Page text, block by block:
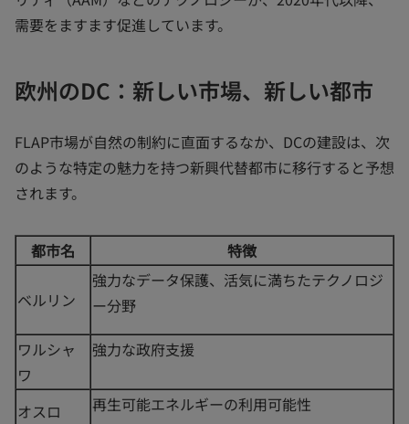
需要をますます促進しています。
欧州のDC：新しい市場、新しい都市
FLAP市場が自然の制約に直面するなか、DCの建設は、次
のような特定の魅力を持つ新興代替都市に移行すると予想
されます。
都市名 特徴
ベルリン
強力なデータ保護、活気に満ちたテクノロジ
ー分野
ワルシャ
ワ
強力な政府支援
オスロ 再生可能エネルギーの利用可能性